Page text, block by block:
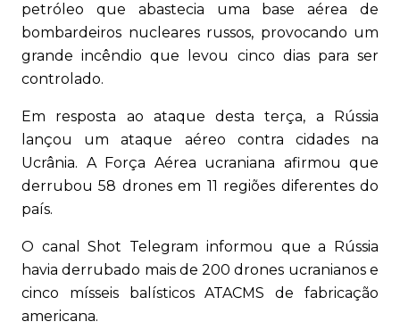
petróleo que abastecia uma base aérea de
bombardeiros nucleares russos, provocando um
grande incêndio que levou cinco dias para ser
controlado.
Em resposta ao ataque desta terça, a Rússia
lançou um ataque aéreo contra cidades na
Ucrânia. A Força Aérea ucraniana afirmou que
derrubou 58 drones em 11 regiões diferentes do
país.
O canal Shot Telegram informou que a Rússia
havia derrubado mais de 200 drones ucranianos e
cinco mísseis balísticos ATACMS de fabricação
americana.